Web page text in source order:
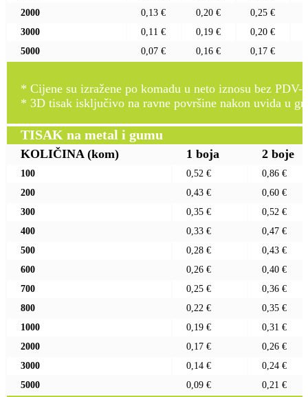
2000
0,13 € 0,20 € 0,25 €
3000
0,11 € 0,19 € 0,20 €
5000
0,07 € 0,16 € 0,17 €
* Cijene su izražene po komadu u neto iznosu bez PDV-
* 3D tisak isključivo na ravne površine nakon uvida u
TISAK na metal i gumu
KOLIČINA (kom) 1 boja 2 boje
100 0,52 €
0,86 €
200
0,43 €
0,60 €
300
0,35 €
0,52 €
400
0,33 €
0,47 €
500
0,28 €
0,43 €
600
0,26 €
0,40 €
700
0,25 €
0,36 €
800
0,22 €
0,35 €
1000
0,19 €
0,31 €
2000
0,17 €
0,26 €
3000
0,14 €
0,24 €
5000
0,09 € 0,21 €